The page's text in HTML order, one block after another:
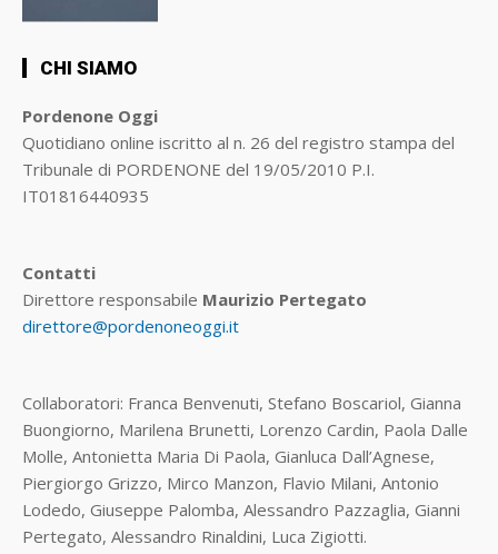
CHI SIAMO
Pordenone Oggi
Quotidiano online iscritto al n. 26 del registro stampa del
Tribunale di PORDENONE del 19/05/2010 P.I.
IT01816440935
Contatti
Direttore responsabile Maurizio Pertegato
direttore@pordenoneoggi.it
Collaboratori: Franca Benvenuti, Stefano Boscariol, Gianna
Buongiorno, Marilena Brunetti, Lorenzo Cardin, Paola Dalle
Molle, Antonietta Maria Di Paola, Gianluca Dall’Agnese,
Piergiorgo Grizzo, Mirco Manzon, Flavio Milani, Antonio
Lodedo, Giuseppe Palomba, Alessandro Pazzaglia, Gianni
Pertegato, Alessandro Rinaldini, Luca Zigiotti.